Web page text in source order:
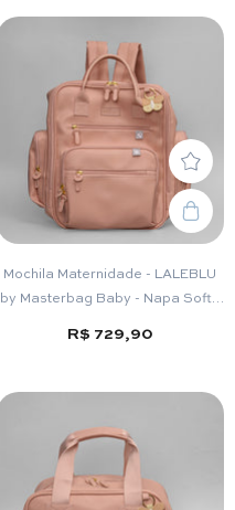
Mochila Maternidade - LALEBLU
by Masterbag Baby - Napa Soft -
R$ 729,90